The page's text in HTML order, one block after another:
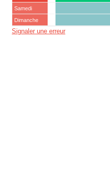
Samedi
Dimanche
Signaler une erreur